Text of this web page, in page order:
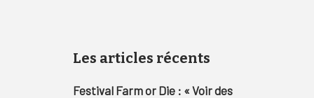
Les articles récents
Festival Farm or Die : « Voir des